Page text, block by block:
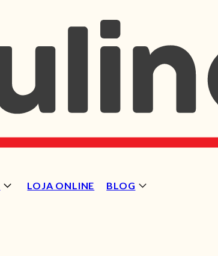
LOJA ONLINE BLOG